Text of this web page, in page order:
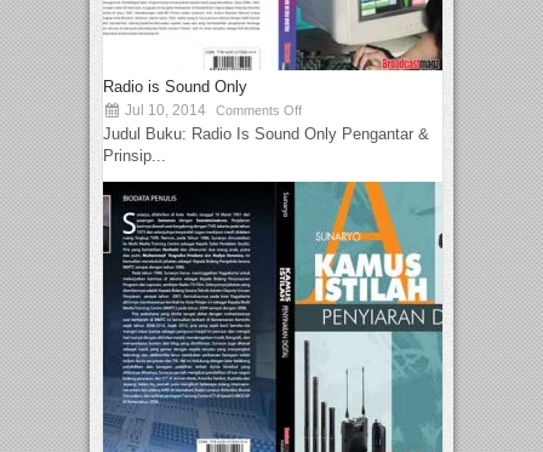
Radio is Sound Only
Jul 10, 2014 Comments Off
Judul Buku: Radio Is Sound Only Pengantar &
Prinsip...